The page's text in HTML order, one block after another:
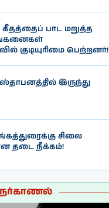
கீதத்தைப் பாட மறுத்த
குடியுரிமை பெற்றனர்!
இருந்து
சிலை
தடை நீக்கம்!
நேர்காணல்